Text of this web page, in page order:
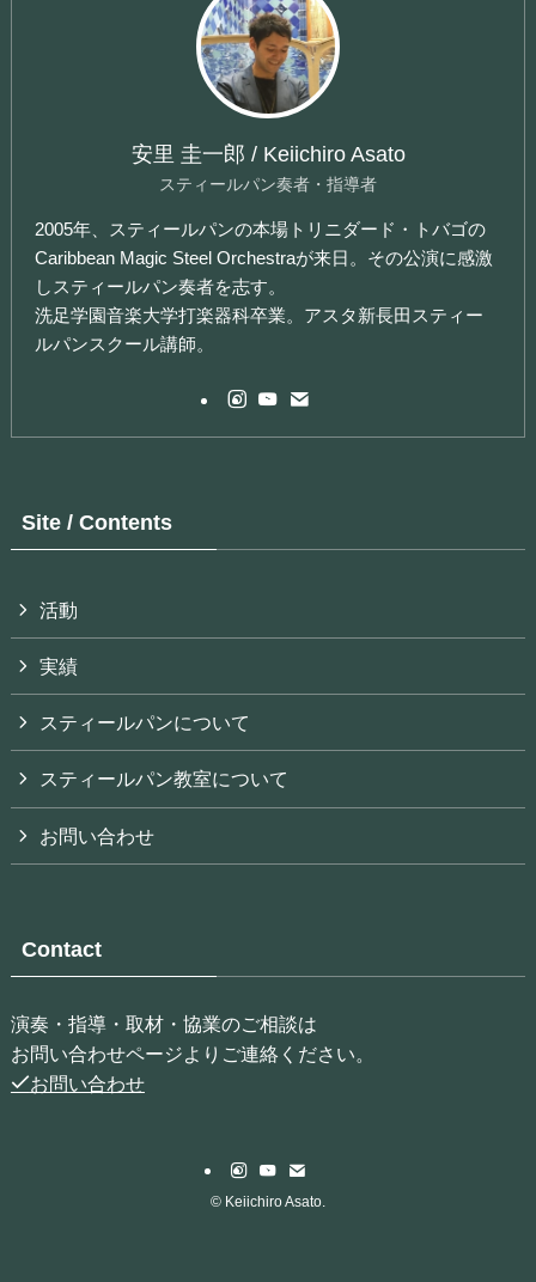
安里 圭一郎 / Keiichiro Asato
スティールパン奏者・指導者
2005年、スティールパンの本場トリニダード・トバゴの
Caribbean Magic Steel Orchestraが来日。その公演に感激
しスティールパン奏者を志す。
洗足学園音楽大学打楽器科卒業。アスタ新長田スティー
ルパンスクール講師。
Site / Contents
活動
実績
スティールパンについて
スティールパン教室について
お問い合わせ
Contact
演奏・指導・取材・協業のご相談は
お問い合わせページよりご連絡ください。
お問い合わせ
© Keiichiro Asato.